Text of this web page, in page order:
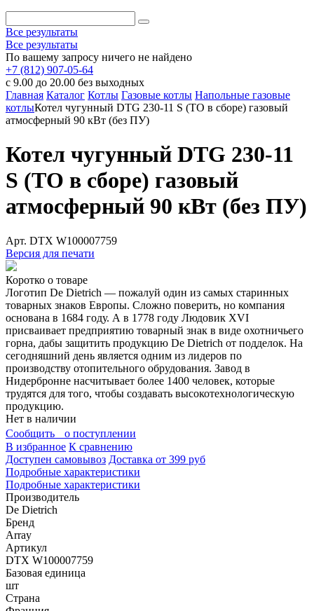
Все результаты
Все результаты
По вашему запросу ничего не найдено
+7 (812) 907-05-64
с 9.00 до 20.00 без выходных
Главная Каталог Котлы Газовые котлы Напольные газовые
котлыКотел чугунный DTG 230-11 S (ТО в сборе) газовый
атмосферный 90 кВт (без ПУ)
Котел чугунный DTG 230-11
S (ТО в сборе) газовый
атмосферный 90 кВт (без ПУ)
Арт. DTX W100007759
Версия для печати
Коротко о товаре
Логотип De Dietrich — пожалуй один из самых старинных
товарных знаков Европы. Сложно поверить, но компания
основана в 1684 году. А в 1778 году Людовик XVI
присваивает предприятию товарный знак в виде охотничьего
горна, дабы защитить продукцию De Dietrich от подделок. На
сегодняшний день является одним из лидеров по
производству отопительного обрудования. Завод в
Нидербронне насчитывает более 1400 человек, которые
трудятся для того, чтобы создавать высокотехнологическую
продукцию.
Нет в наличии
Сообщить о поступлении
В избранное К сравнению
Доступен самовывоз Доставка от 399 руб
Подробные характеристики
Подробные характеристики
Производитель
De Dietrich
Бренд
Array
Артикул
DTX W100007759
Базовая единица
шт
Страна